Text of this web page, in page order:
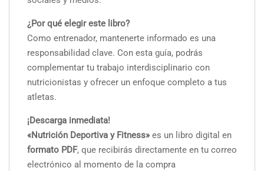
¿Por qué elegir este libro?
Como entrenador, mantenerte informado es una
responsabilidad clave. Con esta guía, podrás
complementar tu trabajo interdisciplinario con
nutricionistas y ofrecer un enfoque completo a tus
atletas.
¡Descarga inmediata!
«Nutrición Deportiva y Fitness»es un libro digital en
formato PDF, que recibirás directamente en tu correo
electrónico al momento de la compra